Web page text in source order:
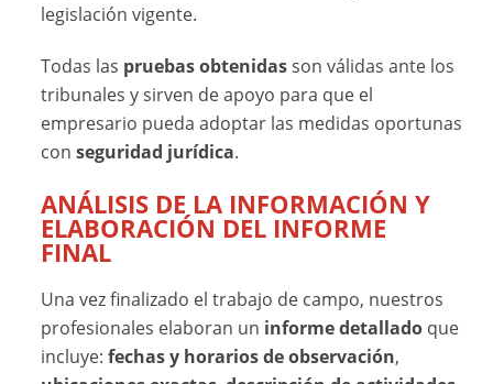
legislación vigente.
Todas las pruebas obtenidasson válidas ante los
tribunales y sirven de apoyo para que el
empresario pueda adoptar las medidas oportunas
conseguridad jurídica.
ANÁLISIS DE LA INFORMACIÓN Y
ELABORACIÓN DEL INFORME
FINAL
Una vez finalizado el trabajo de campo, nuestros
profesionales elaboran un informe detallado que
incluye:fechas y horarios de observación,